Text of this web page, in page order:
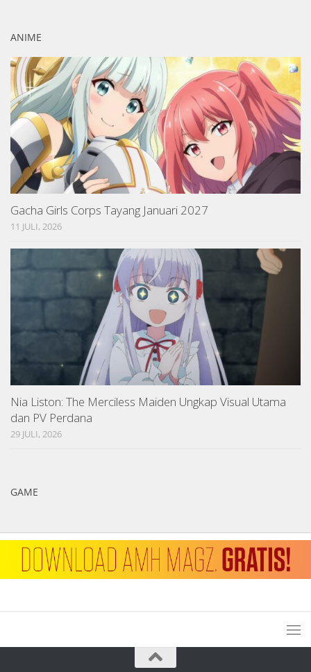
ANIME
Gacha Girls Corps Tayang Januari 2027
11 JULI, 2026
Nia Liston: The Merciless Maiden Ungkap Visual Utama
dan PV Perdana
29 JULI, 2026
GAME